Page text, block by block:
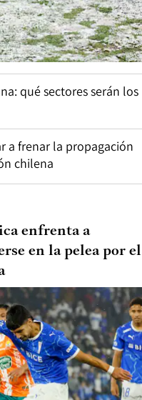
qué sectores serán los
a frenar la propagación
chilena
enfrenta a
en la pelea por el